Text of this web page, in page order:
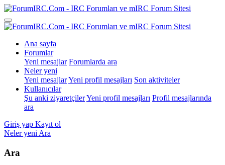
Ana sayfa
Forumlar
Yeni mesajlar Forumlarda ara
Neler yeni
Yeni mesajlarYeni profil mesajları Son aktiviteler
Kullanıcılar
Şu anki ziyaretçilerYeni profil mesajları Profil mesajlarında
ara
Giriş yap Kayıt ol
Neler yeni Ara
Ara